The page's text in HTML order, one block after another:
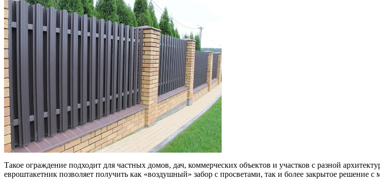
Такое ограждение подходит для частных домов, дач, коммерческих объектов и участков с разной
евроштакетник позволяет получить как «воздушный» забор с просветами, так и более закрытое решение